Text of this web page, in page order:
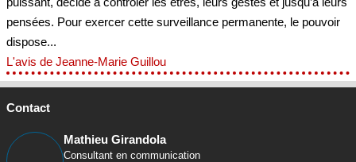
pensées. Pour exercer cette surveillance permanente, le pouvoir
dispose...
L'avis de Jeanne-Marie Guillou
Contact
Mathieu Girandola
Consultant en communication